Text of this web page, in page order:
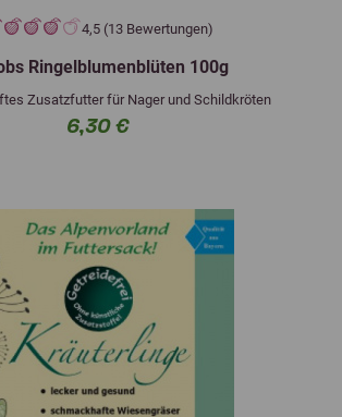
4,5 (13 Bewertungen)
Ringelblumenblüten 100g
Zusatzfutter für Nager und Schildkröten
6,30 €